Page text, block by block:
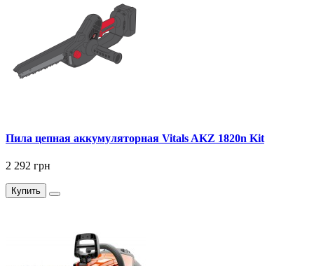
Пила цепная аккумуляторная Vitals AKZ 1820n Kit
2 292 грн
Купить